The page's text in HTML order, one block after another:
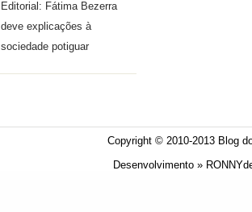
Editorial: Fátima Bezerra
deve explicações à
sociedade potiguar
Copyright © 2010-2013 Blog
Desenvolvimento »